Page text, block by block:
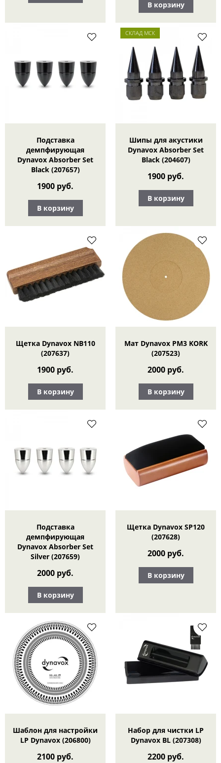
В корзину
Подставка
демпфирующая
Dynavox Absorber Set
Black (207657)
1900 руб.
В корзину
СКЛАД МСК
Шипы для акустики
Dynavox Absorber Set
Black (204607)
1900 руб.
В корзину
Щетка Dynavox NB110
(207637)
1900 руб.
В корзину
Мат Dynavox PM3 KORK
(207523)
2000 руб.
В корзину
Подставка
демпфирующая
Dynavox Absorber Set
Silver (207659)
2000 руб.
В корзину
Щетка Dynavox SP120
(207628)
2000 руб.
В корзину
Шаблон для настройки
LP Dynavox (206800)
2100 руб.
Набор для чистки LP
Dynavox BL (207308)
2200 руб.